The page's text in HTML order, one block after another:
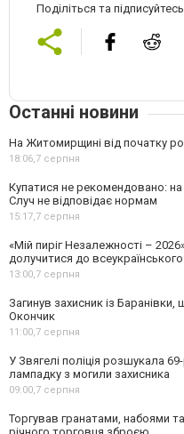
Поділіться та
Останні новини
На Житомирщині від початку
18:06,7 серпня
Купатися не рекомендовано:
Случ не відповідає нормам
15:17,7 серпня
«Мій пиріг Незалежності –
долучитися до
13:00,7 серпня
Загинув захисник із
Окончик
11:00,7 серпня
У Звягелі поліція розшукала
лампадку з могили захисника
09:00,7 серпня
Торгував гранатами, набоями